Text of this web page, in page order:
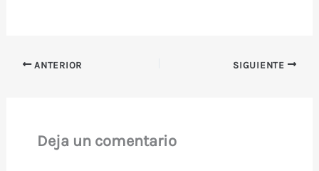
ANTERIOR SIGUIENTE
Deja un comentario